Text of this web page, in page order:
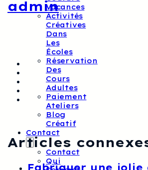
Vacances
Activités
Créatives
Dans
Les
Écoles
Réservation
Des
Cours
Adultes
Paiement
Ateliers
Blog
Créatif
Contact
Contact
Qui
admin
Articles
Fabriquer une jolie